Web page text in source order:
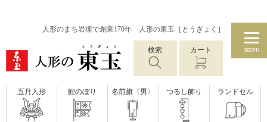
人形のまち岩槻で創業170年 人形の東玉［とうぎょく］
検索 カート MENU
五月人形 鯉のぼり 名前旗〈男〉 つるし飾り ランドセル